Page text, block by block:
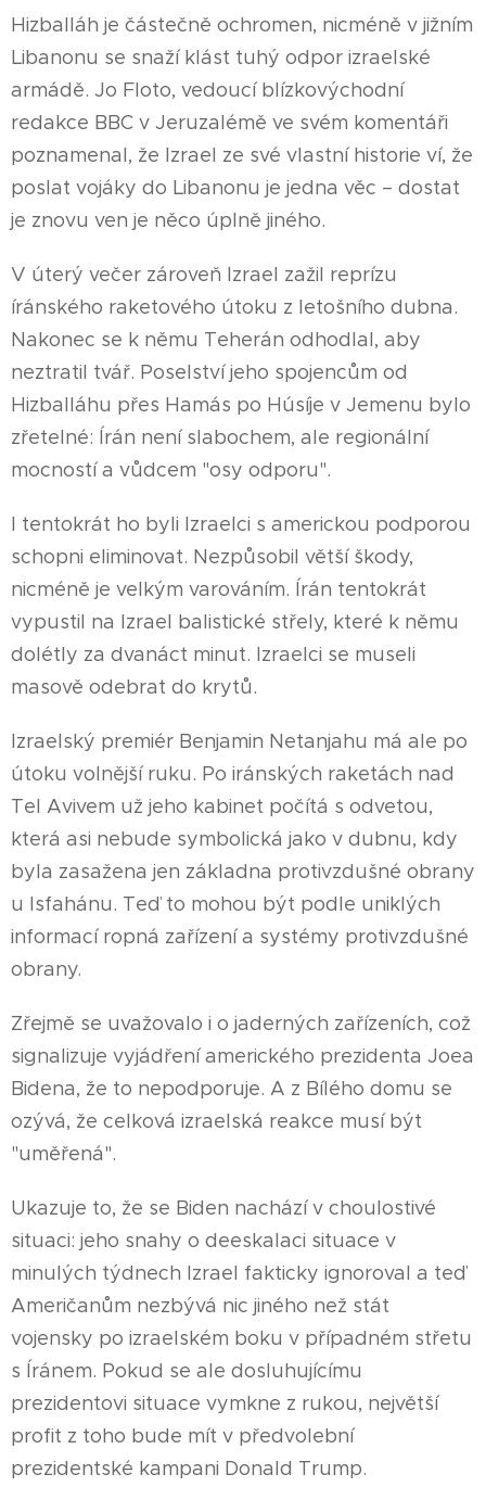
Hizballáh je částečně ochromen, nicméně v jižním
Libanonu se snaží klást tuhý odpor izraelské
armádě. Jo Floto, vedoucí blízkovýchodní
redakce BBC v Jeruzalémě ve svém komentáři
poznamenal, že Izrael ze své vlastní historie ví, že
poslat vojáky do Libanonu je jedna věc – dostat
je znovu ven je něco úplně jiného.
V úterý večer zároveň Izrael zažil reprízu
íránského raketového útoku z letošního dubna.
Nakonec se k němu Teherán odhodlal, aby
neztratil tvář. Poselství jeho spojencům od
Hizballáhu přes Hamás po Húsíje v Jemenu bylo
zřetelné: Írán není slabochem, ale regionální
mocností a vůdcem "osy odporu".
I tentokrát ho byli Izraelci s americkou podporou
schopni eliminovat. Nezpůsobil větší škody,
nicméně je velkým varováním. Írán tentokrát
vypustil na Izrael balistické střely, které k němu
dolétly za dvanáct minut. Izraelci se museli
masově odebrat do krytů.
Izraelský premiér Benjamin Netanjahu má ale po
útoku volnější ruku. Po iránských raketách nad
Tel Avivem už jeho kabinet počítá s odvetou,
která asi nebude symbolická jako v dubnu, kdy
byla zasažena jen základna protivzdušné obrany
u Isfahánu. Teď to mohou být podle uniklých
informací ropná zařízení a systémy protivzdušné
obrany.
Zřejmě se uvažovalo i o jaderných zařízeních, což
signalizuje vyjádření amerického prezidenta Joea
Bidena, že to nepodporuje. A z Bílého domu se
ozývá, že celková izraelská reakce musí být
"uměřená".
Ukazuje to, že se Biden nachází v choulostivé
situaci: jeho snahy o deeskalaci situace v
minulých týdnech Izrael fakticky ignoroval a teď
Američanům nezbývá nic jiného než stát
vojensky po izraelském boku v případném střetu
s Íránem. Pokud se ale dosluhujícímu
prezidentovi situace vymkne z rukou, největší
profit z toho bude mít v předvolební
prezidentské kampani Donald Trump.